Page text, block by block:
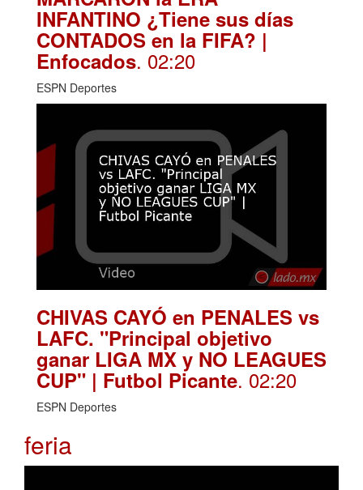
INFANTINO ¿Tiene sus días
CONTADOS en la FIFA? |
Enfocados. 02:20
ESPN Deportes
CHIVAS CAYÓ en PENALES vs
LAFC. "Principal objetivo
ganar LIGA MX y NO LEAGUES
CUP" | Futbol Picante. 02:20
ESPN Deportes
feria